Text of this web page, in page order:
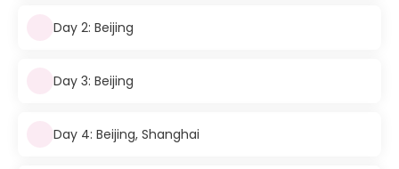
Day 2: Beijing
Day 3: Beijing
Day 4: Beijing, Shanghai